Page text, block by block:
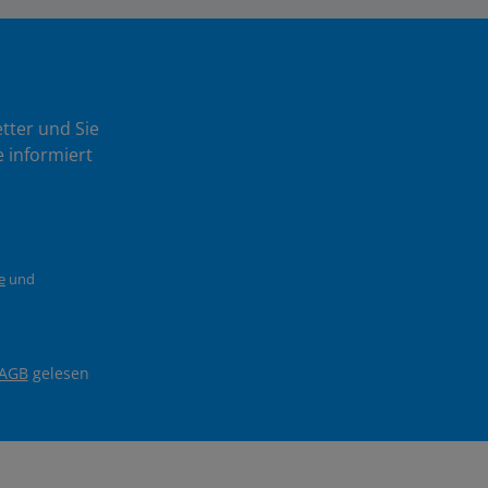
und Sie
informiert
und
gelesen